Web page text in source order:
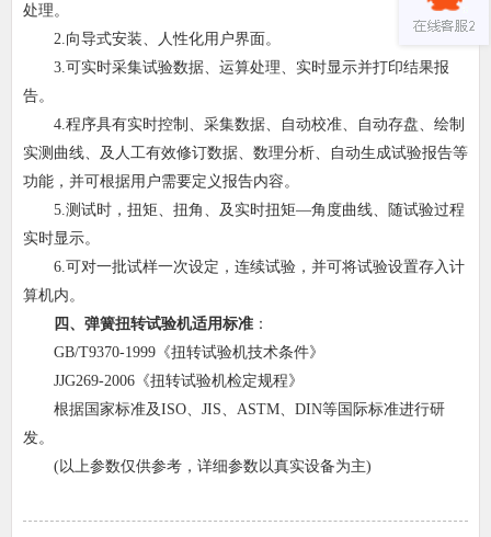
处理。
2.向导式安装、人性化用户界面。
3.可实时采集试验数据、运算处理、实时显示并打印结果报
告。
4.程序具有实时控制、采集数据、自动校准、自动存盘、绘制
实测曲线、及人工有效修订数据、数理分析、自动生成试验报告等
功能，并可根据用户需要定义报告内容。
5.测试时，扭矩、扭角、及实时扭矩―角度曲线、随试验过程
实时显示。
6.可对一批试样一次设定，连续试验，并可将试验设置存入计
算机内。
四、弹簧扭转试验机适用标准 ：
GB/T9370-1999《扭转试验机技术条件》
JJG269-2006《扭转试验机检定规程》
根据国家标准及ISO、JIS、ASTM、DIN等国际标准进行研
发。
(以上参数仅供参考，详细参数以真实设备为主)